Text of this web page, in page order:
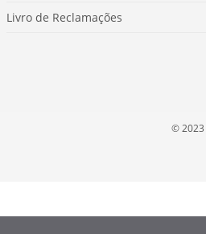
Livro de Reclamações
© 2023